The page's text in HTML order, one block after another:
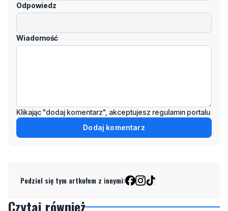
Odpowiedz
Wiadomość
Klikając "dodaj komentarz", akceptujesz regulamin portalu
Dodaj komentarz
Podziel się tym artkułem z innymi:
Czytaj również